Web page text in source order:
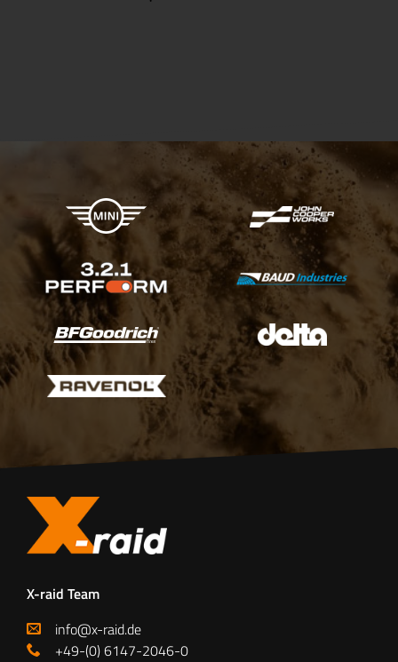
X-raid Partner
X-raid Team
info@x-raid.de
+49-(0) 6147-2046-0